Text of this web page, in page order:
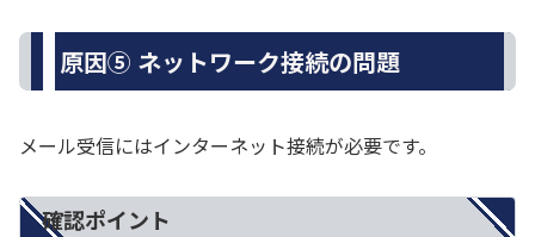
原因⑤ ネットワーク接続の問題
メール受信にはインターネット接続が必要です。
確認ポイント